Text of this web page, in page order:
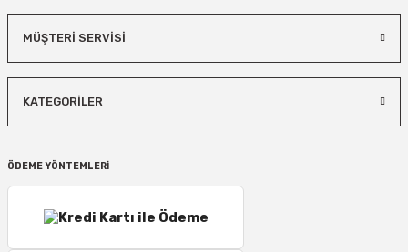
MÜŞTERİ SERVİSİ
KATEGORİLER
ÖDEME YÖNTEMLERİ